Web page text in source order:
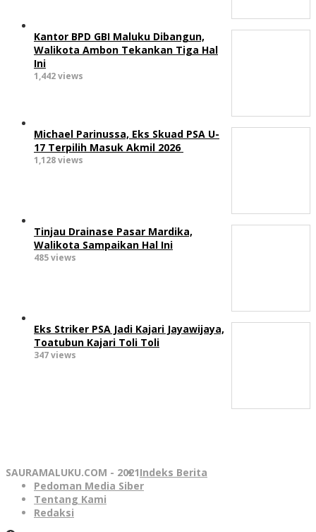
Kantor BPD GBI Maluku Dibangun,
Walikota Ambon Tekankan Tiga Hal
Ini
1,442 views
Michael Parinussa, Eks Skuad PSA U-
17 Terpilih Masuk Akmil 2026
1,128 views
Tinjau Drainase Pasar Mardika,
Walikota Sampaikan Hal Ini
485 views
Eks Striker PSA Jadi Kajari Jayawijaya,
Toatubun Kajari Toli Toli
347 views
SAURAMALUKU.COM - 2021Indeks Berita
Pedoman Media Siber
Tentang Kami
Redaksi